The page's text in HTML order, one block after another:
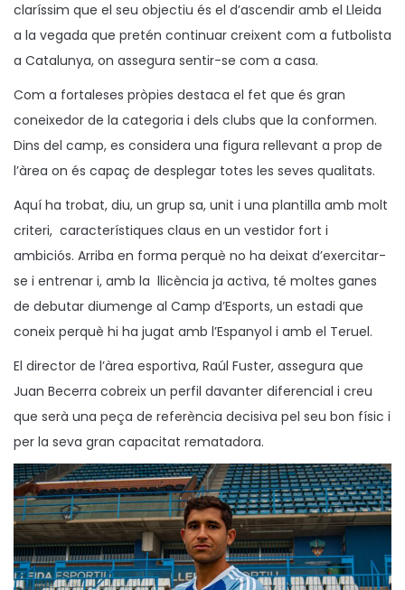
e
n
c
a
t
claríssim que el seu objectiu és el d’ascendir amb el Lleida
a la vegada que pretén continuar creixent com a futbolista
a Catalunya, on assegura sentir-se com a casa.
Com a fortaleses pròpies destaca el fet que és gran
coneixedor de la categoria i dels clubs que la conformen.
Dins del camp, es considera una figura rellevant a prop de
l’àrea on és capaç de desplegar totes les seves qualitats.
Aquí ha trobat, diu, un grup sa, unit i una plantilla amb molt
criteri, característiques claus en un vestidor fort i
ambiciós. Arriba en forma perquè no ha deixat d’exercitar-
se i entrenar i, amb la llicència ja activa, té moltes ganes
de debutar diumenge al Camp d’Esports, un estadi que
coneix perquè hi ha jugat amb l’Espanyol i amb el Teruel.
El director de l’àrea esportiva, Raúl Fuster, assegura que
Juan Becerra cobreix un perfil davanter diferencial i creu
que serà una peça de referència decisiva pel seu bon físic i
per la seva gran capacitat rematadora.